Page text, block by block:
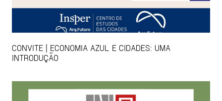
CONVITE | ECONOMIA AZUL E CIDADES: UMA
INTRODUÇÃO